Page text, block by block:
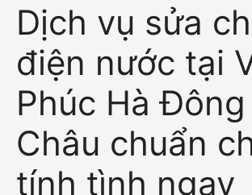
Dịch vụ sửa
điện nước tại
Phúc Hà Đông
Châu chuẩn
tính tình ngay